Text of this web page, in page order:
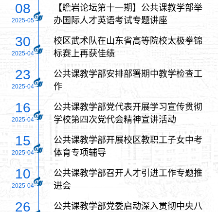
08
2025-05
【瞻岩论坛第十一期】公共课教学部举
办国际人才英语考试专题讲座
30
2025-04
校区武术队在山东省高等院校太极拳锦
标赛上再获佳绩
23
2025-04
公共课教学部安排部署期中教学检查工
作
16
2025-04
公共课教学部党代表开展学习宣传贯彻
学校第四次党代会精神宣讲活动
15
2025-04
公共课教学部开展校区教职工子女中考
体育专项辅导
10
2025-04
公共课教学部召开人才引进工作专题推
进会
26
公共课教学部党委启动深入贯彻中央八